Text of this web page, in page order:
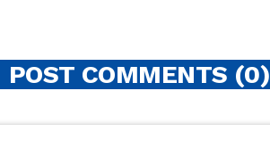
POST COMMENTS (0)